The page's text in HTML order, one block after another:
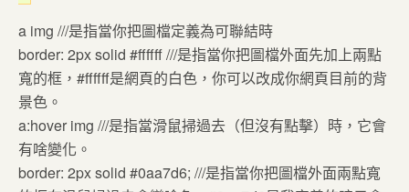
a img ///是指當你把圖檔定義為可聯結時
border: 2px solid #ffffff ///是指當你把圖檔外面先加上兩點
寬的框，#ffffff是網頁的白色，你可以改成你網頁目前的背
景色。
a:hover img ///是指當滑鼠掃過去（但沒有點擊）時，它會
有啥變化。
border: 2px solid #0aa7d6; ///是指當你把圖檔外面兩點寬